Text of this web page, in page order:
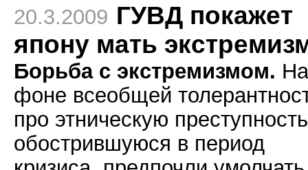
20.3.2009 ГУВД покажет
япону мать
Борьба с экстремизмом. На
фоне всеобщей
про этническую
обострившуюся в период